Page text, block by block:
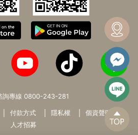
詢專線 0800-243-281
付款方式 隱私權
個資聲明
人才招募